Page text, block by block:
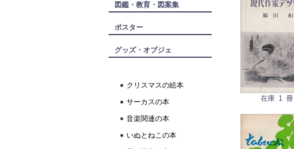
図鑑・教育・図案集
ポスター
グッズ・オブジェ
クリスマスの絵本
サーカスの本
音楽関連の本
いぬとねこの本
在庫 1 冊